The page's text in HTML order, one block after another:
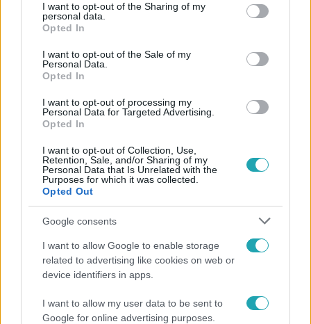
not limited to your visit or usage behaviour. You may click to
grant or deny consent to Google and its third-party tags to
use your data for below specified purposes in below Google
consent section.
I want to opt-out of the Sharing of my
personal data.
Opted In
I want to opt-out of the Sale of my
Personal Data.
Opted In
I want to opt-out of processing my
Personal Data for Targeted Advertising.
Opted In
I want to opt-out of Collection, Use,
Retention, Sale, and/or Sharing of my
Personal Data that Is Unrelated with the
Purposes for which it was collected.
Opted Out
Google consents
I want to allow Google to enable storage
related to advertising like cookies on web or
device identifiers in apps.
I want to allow my user data to be sent to
Google for online advertising purposes.
NYÁR #SÜTÉS
Népszerű